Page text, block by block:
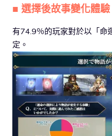
■ 選擇後故事變化體驗
有74.9％的玩家對於以「命
定。